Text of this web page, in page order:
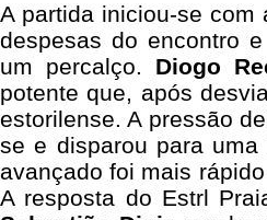
A partida iniciou-se com
despesas do encontro
um percalço. Diogo
potente que, após
estorilense. A pressão
se e disparou para
avançado foi mais
A resposta do Estrl